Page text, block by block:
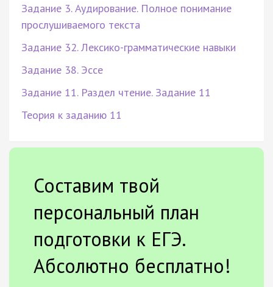
Задание 3. Аудирование. Полное понимание
прослушиваемого текста
Задание 32. Лексико-грамматические навыки
Задание 38. Эссе
Задание 11. Раздел чтение. Задание 11
Теория к заданию 11
Составим твой
персональный план
подготовки к ЕГЭ.
Абсолютно бесплатно!